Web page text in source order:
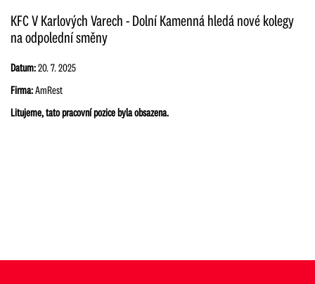
KFC V Karlových Varech - Dolní Kamenná hledá nové kolegy
na odpolední směny
Datum:20. 7. 2025
Firma:AmRest
Litujeme, tato pracovní pozice byla obsazena.